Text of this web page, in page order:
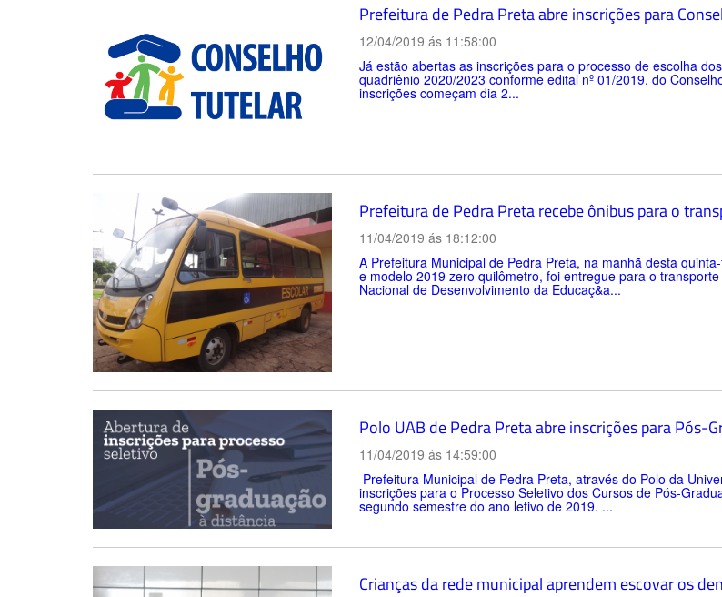
Prefeitura de Pedra Preta abre inscrições para
12/04/2019 ás 11:58:00
Já estão abertas as inscrições para o processo de escolha
quadriênio 2020/2023 conforme edital nº 01/2019, do
inscrições começam dia 2...
Prefeitura de Pedra Preta recebe ônibus para o
11/04/2019 ás 18:12:00
A Prefeitura Municipal de Pedra Preta, na manhã desta
e modelo 2019 zero quilômetro, foi entregue para o
Nacional de Desenvolvimento da Educaç&a...
Polo UAB de Pedra Preta abre inscrições para Pós-
11/04/2019 ás 14:59:00
Prefeitura Municipal de Pedra Preta, através do Polo da
inscrições para o Processo Seletivo dos Cursos de Pós-
segundo semestre do ano letivo de 2019. ...
Crianças da rede municipal aprendem escovar os